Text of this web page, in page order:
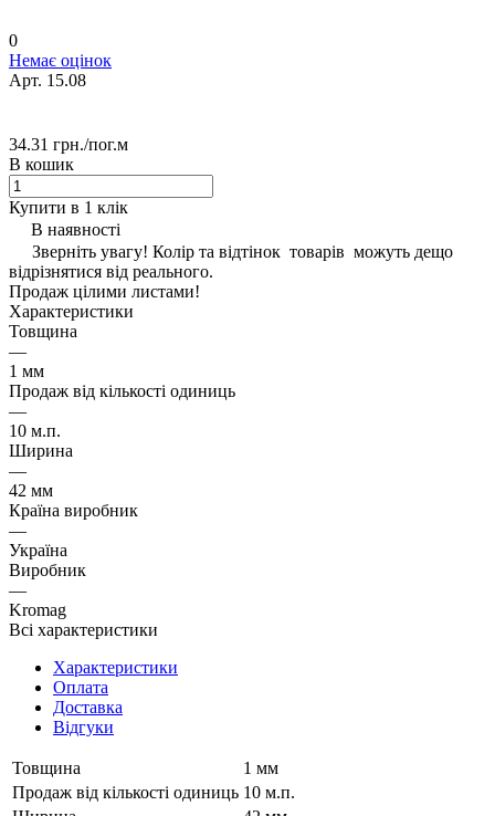
0
Немає оцінок
Арт. 15.08
34.31 грн./пог.м
В кошик
Купити в 1 клік
В наявності
Зверніть увагу! Колір та відтінок товарів можуть дещо
відрізнятися від реального.
Продаж цілими листами!
Характеристики
Товщина
—
1 мм
Продаж від кількості одиниць
—
10 м.п.
Ширина
—
42 мм
Країна виробник
—
Україна
Виробник
—
Kromag
Всі характеристики
Характеристики
Оплата
Доставка
Відгуки
Товщина
1 мм
Продаж від кількості одиниць 10 м.п.